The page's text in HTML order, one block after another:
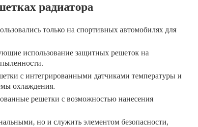
радиатора
только на спортивных автомобилях для
использование защитных решеток на
с интегрированными датчиками температуры и
охлаждения.
решетки с возможностью нанесения
но и служить элементом безопасности,